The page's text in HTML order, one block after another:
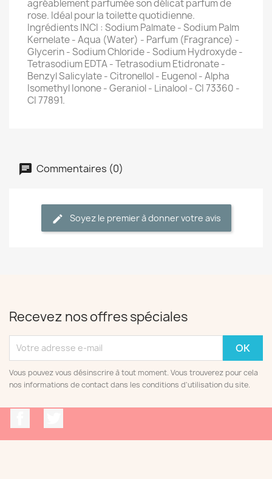
agréablement parfumée son délicat parfum de
rose. Idéal pour la toilette quotidienne.
Ingrédients INCI : Sodium Palmate - Sodium Palm
Kernelate - Aqua (Water) - Parfum (Fragrance) -
Glycerin - Sodium Chloride - Sodium Hydroxyde -
Tetrasodium EDTA - Tetrasodium Etidronate -
Benzyl Salicylate - Citronellol - Eugenol - Alpha
Isomethyl Ionone - Geraniol - Linalool - CI 73360 -
CI 77891.
Commentaires (0)
Soyez le premier à donner votre avis
Recevez nos offres spéciales
Vous pouvez vous désinscrire à tout moment. Vous trouverez pour cela
nos informations de contact dans les conditions d'utilisation du site.